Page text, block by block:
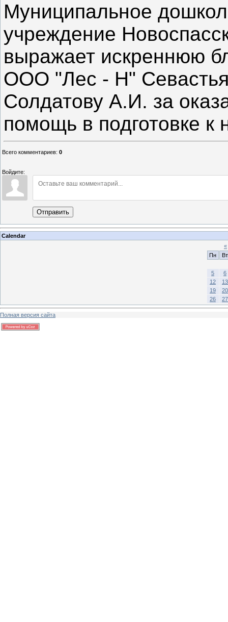
Муниципальное
учреждение
выражает искреннюю
ООО "Лес - Н"
Солдатову А.И. за
помощь в подготовке к
Всего комментариев: 0
Войдите:
Отправить
Calendar
«
Пн
Вт
5
6
12
13
19
20
26
27
Полная версия сайта